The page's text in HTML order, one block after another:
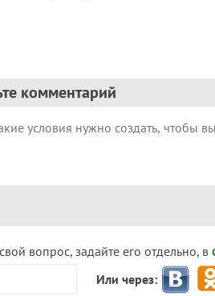
комментарий
вопрос, задайте его отдельно, в
Или через: